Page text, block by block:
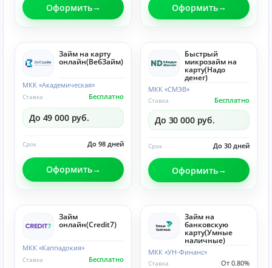
Оформить Оформить
Займ на карту
онлайн(ВебЗайм)
МКК «Академическая»
Бесплатно
Ставка
До 49 000 руб.
До 98 дней
Срок
Оформить
Быстрый
микрозайм на
карту(Надо
денег)
МКК «СМЭВ»
Бесплатно
Ставка
До 30 000 руб.
До 30 дней
Срок
Оформить
Займ
онлайн(Credit7)
МКК «Каппадокия»
Бесплатно
Ставка
Займ на
банковскую
карту(Умные
наличные)
МКК «УН-Финанс»
От 0.80%
Ставка